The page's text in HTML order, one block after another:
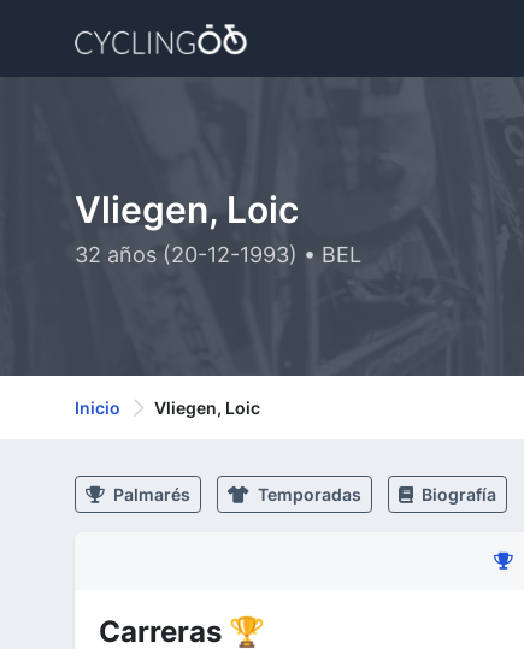
Vliegen, Loic
32 años (20-12-1993) • BEL
Inicio Vliegen, Loic
Palmarés Temporadas Biografía
Carreras 🏆